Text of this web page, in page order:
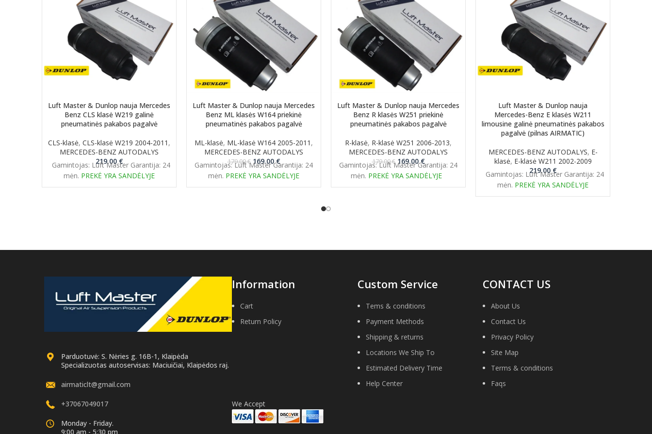
Luft Master & Dunlop nauja Mercedes
Benz CLS klasė W219 galinė
pneumatinės pakabos pagalvė
CLS-klasė, CLS-klasė W219 2004-2011 ,
MERCEDES-BENZ AUTODALYS
219.00 €
Gamintojas: Luft Master Garantija: 24
mėn. PREKĖ YRA SANDĖLYJE
Luft Master & Dunlop nauja Mercedes
Benz ML klasės W164 priekinė
pneumatinės pakabos pagalvė
ML-klasė, ML-klasė W164 2005-2011 ,
MERCEDES-BENZ AUTODALYS
179.00€ Original
price
was:
179.00 €.
169.00€Current
price
is:
169.00 €.
Gamintojas: Luft Master Garantija: 24
mėn. PREKĖ YRA SANDĖLYJE
Luft Master & Dunlop nauja Mercedes
Benz R klasės W251 priekinė
pneumatinės pakabos pagalvė
R-klasė, R-klasė W251 2006-2013,
MERCEDES-BENZ AUTODALYS
179.00€ Original
price
was:
179.00 €.
169.00€Current
price
is:
169.00 €.
Gamintojas: Luft Master Garantija: 24
mėn. PREKĖ YRA SANDĖLYJE
Luft Master & Dunlop nauja
Mercedes-Benz E klasės W211
limousine galinė pneumatinės pakabos
pagalvė (pilnas AIRMATIC)
MERCEDES-BENZ AUTODALYS, E-
klasė, E-klasė W211 2002-2009
219.00 €
Gamintojas: Luft Master Garantija: 24
mėn. PREKĖ YRA SANDĖLYJE
Parduotuvė: S. Nėries g. 16B-1, Klaipėda
Specializuotas autoservisas: Maciuičiai, Klaipėdos raj.
airmaticlt@gmail.com
+37067049017
Monday - Friday.
9:00 am - 5:30 pm
Information
Cart
Return Policy
Custom Service
Tems & conditions
Payment Methods
Shipping & returns
Locations We Ship To
Estimated Delivery Time
Help Center
CONTACT US
About Us
Contact Us
Privacy Policy
Site Map
Terms & conditions
Faqs
We Accept